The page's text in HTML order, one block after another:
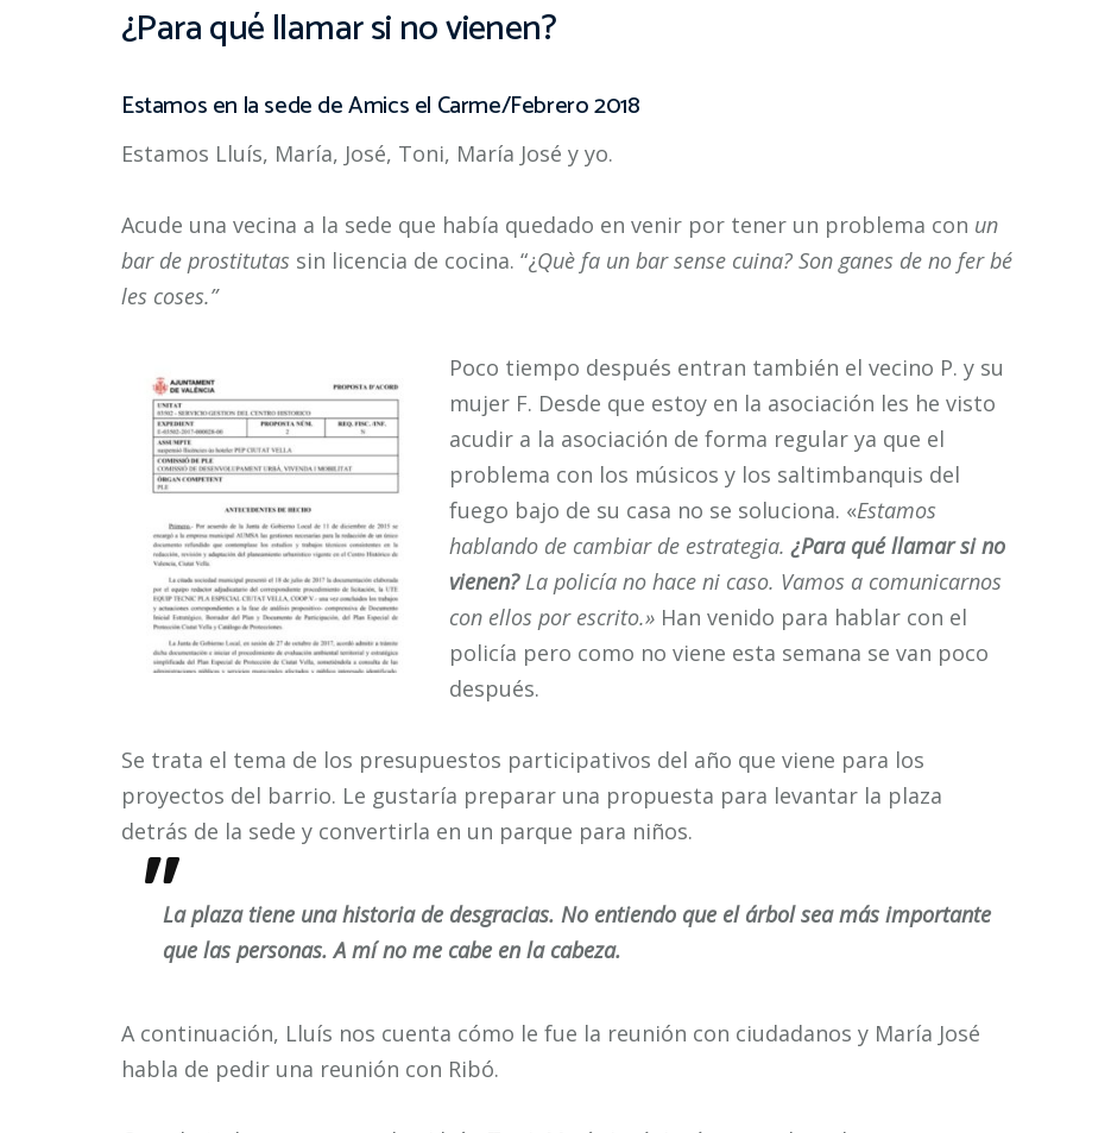
¿Para qué llamar si no vienen?
Estamos en la sede de Amics el Carme/Febrero 2018
Estamos Lluís, María, José, Toni, María José y yo.
Acude una vecina a la sede que había quedado en venir por tener un problema con un
bar de prostitutas sin licencia de cocina. “¿Què fa un bar sense cuina? Son ganes de no fer bé
les coses.”
Poco tiempo después entran también el vecino P. y su
mujer F. Desde que estoy en la asociación les he visto
acudir a la asociación de forma regular ya que el
problema con los músicos y los saltimbanquis del
fuego bajo de su casa no se soluciona. «Estamos
hablando de cambiar de estrategia.¿Para qué llamar si no
vienen?La policía no hace ni caso. Vamos a comunicarnos
con ellos por escrito.» Han venido para hablar con el
policía pero como no viene esta semana se van poco
después.
Se trata el tema de los presupuestos participativos del año que viene para los
proyectos del barrio. Le gustaría preparar una propuesta para levantar la plaza
detrás de la sede y convertirla en un parque para niños.
La plaza tiene una historia de desgracias. No entiendo que el árbol sea más importante
que las personas. A mí no me cabe en la cabeza.
A continuación, Lluís nos cuenta cómo le fue la reunión con ciudadanos y María José
habla de pedir una reunión con Ribó.